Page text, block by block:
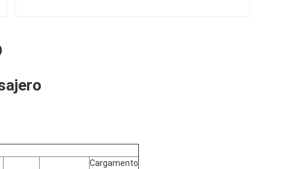
Cargamento